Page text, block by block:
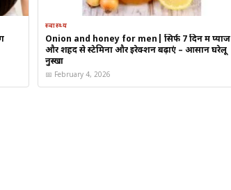
स्वास्थ्य
Onion and honey for men| सिर्फ 7 दिन में प्याज
और शहद से स्टेमिना और इरेक्शन बढ़ाएं – आसान घरेलू
नुस्खा
📅 February 4, 2026